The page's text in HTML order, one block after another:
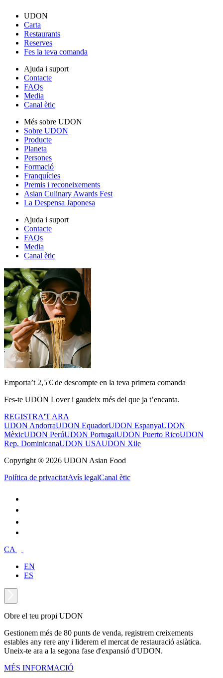
UDON
Carta
Restaurants
Reserves
Fes la teva comanda
Ajuda i suport
Contacte
FAQs
Media
Canal ètic
Més sobre UDON
Sobre UDON
Producte
Planeta
Persones
Formació
Franquícies
Premis i reconeixements
Asian Culinary Awards Fest
La Despensa Japonesa
Ajuda i suport
Contacte
FAQs
Media
Canal ètic
Emporta’t 2,5 € de descompte en la teva primera comanda
Fes-te UDON Lover i gaudeix més del que ja t’encanta.
REGISTRA'T ARA
UDON AndorraUDON EquadorUDON EspanyaUDON
MèxicUDON PerúUDON PortugalUDON Puerto RicoUDON
Rep. DominicanaUDON USAUDON Xile
Copyright ® 2026 UDON Asian Food
Política de privacitatAvís legalCanal ètic
CA
EN
ES
Obre el teu propi UDON
Gestionem més de 80 punts de venda, registrem creixements
estables any rere any i liderem el mercat de restauració asiàtica.
Uneix-te ara a la segona fase d'expansió d'UDON.
MÉS INFORMACIÓ